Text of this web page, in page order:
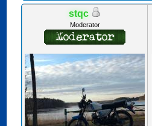
stqc
Moderator